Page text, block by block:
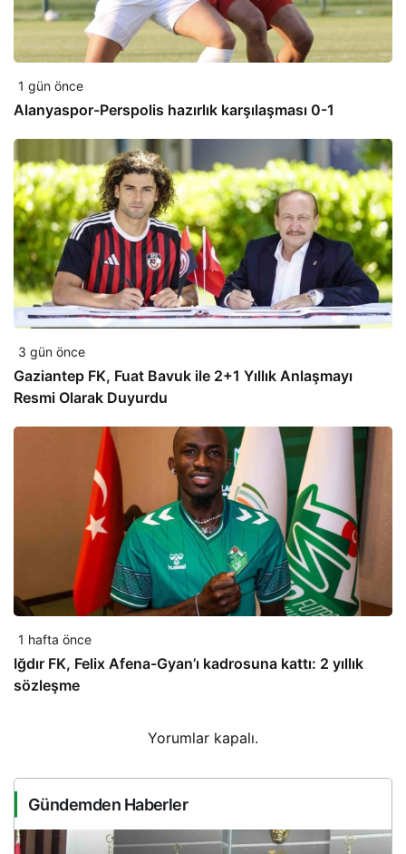
1 gün önce
Alanyaspor-Perspolis hazırlık karşılaşması 0-1
3 gün önce
Gaziantep FK, Fuat Bavuk ile 2+1 Yıllık Anlaşmayı
Resmi Olarak Duyurdu
1 hafta önce
Iğdır FK, Felix Afena-Gyan’ı kadrosuna kattı: 2 yıllık
sözleşme
Yorumlar kapalı.
Gündemden Haberler